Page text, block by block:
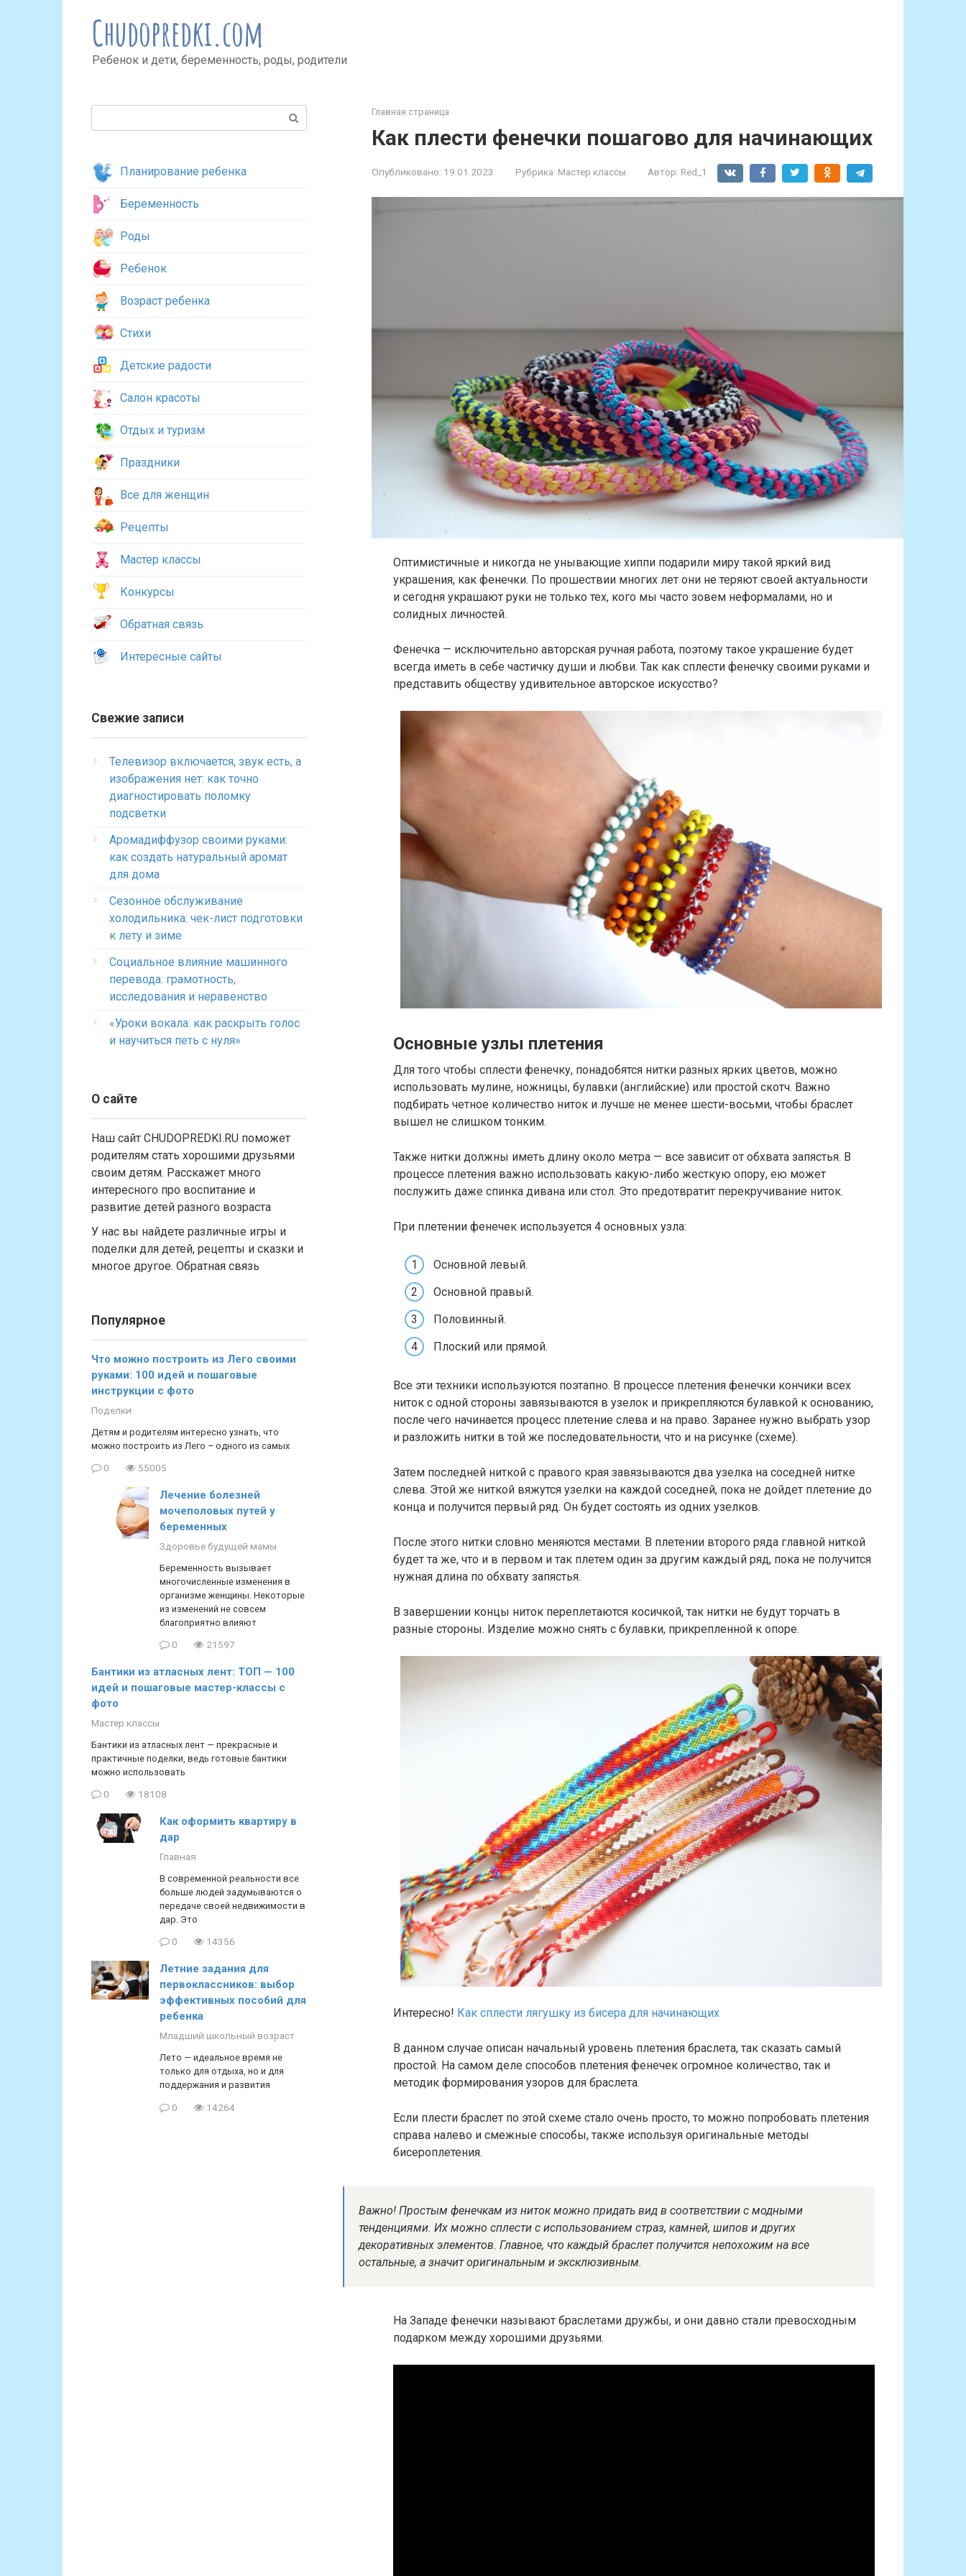
Chudopredki.com
Ребенок и дети, беременность, роды, родители
Главная страница
Как плести фенечки пошагово для начинающих
Опубликовано: 19.01.2023 Рубрика: Мастер классы Автор: Red_1
Оптимистичные и никогда не унывающие хиппи подарили миру такой яркий вид
украшения, как фенечки. По прошествии многих лет они не теряют своей актуальности
и сегодня украшают руки не только тех, кого мы часто зовем неформалами, но и
солидных личностей.
Фенечка — исключительно авторская ручная работа, поэтому такое украшение будет
всегда иметь в себе частичку души и любви. Так как сплести фенечку своими руками и
представить обществу удивительное авторское искусство?
Основные узлы плетения
Для того чтобы сплести фенечку, понадобятся нитки разных ярких цветов, можно
использовать мулине, ножницы, булавки (английские) или простой скотч. Важно
подбирать четное количество ниток и лучше не менее шести-восьми, чтобы браслет
вышел не слишком тонким.
Также нитки должны иметь длину около метра — все зависит от обхвата запястья. В
процессе плетения важно использовать какую-либо жесткую опору, ею может
послужить даже спинка дивана или стол. Это предотвратит перекручивание ниток.
При плетении фенечек используется 4 основных узла:
Основной левый.
Основной правый.
Половинный.
Плоский или прямой.
Все эти техники используются поэтапно. В процессе плетения фенечки кончики всех
ниток с одной стороны завязываются в узелок и прикрепляются булавкой к основанию,
после чего начинается процесс плетение слева и на право. Заранее нужно выбрать узор
и разложить нитки в той же последовательности, что и на рисунке (схеме).
Затем последней ниткой с правого края завязываются два узелка на соседней нитке
слева. Этой же ниткой вяжутся узелки на каждой соседней, пока не дойдет плетение до
конца и получится первый ряд. Он будет состоять из одних узелков.
После этого нитки словно меняются местами. В плетении второго ряда главной ниткой
будет та же, что и в первом и так плетем один за другим каждый ряд, пока не получится
нужная длина по обхвату запястья.
В завершении концы ниток переплетаются косичкой, так нитки не будут торчать в
разные стороны. Изделие можно снять с булавки, прикрепленной к опоре.
Интересно! Как сплести лягушку из бисера для начинающих
В данном случае описан начальный уровень плетения браслета, так сказать самый
простой. На самом деле способов плетения фенечек огромное количество, так и
методик формирования узоров для браслета.
Если плести браслет по этой схеме стало очень просто, то можно попробовать плетения
справа налево и смежные способы, также используя оригинальные методы
бисероплетения.
Важно! Простым фенечкам из ниток можно придать вид в соответствии с модными
тенденциями. Их можно сплести с использованием страз, камней, шипов и других
декоративных элементов. Главное, что каждый браслет получится непохожим на все
остальные, а значит оригинальным и эксклюзивным.
На Западе фенечки называют браслетами дружбы, и они давно стали превосходным
подарком между хорошими друзьями.
Планирование ребенка
Беременность
Роды
Ребенок
Возраст ребенка
Стихи
Детские радости
Салон красоты
Отдых и туризм
Праздники
Все для женщин
Рецепты
Мастер классы
Конкурсы
Обратная связь
Интересные сайты
Свежие записи
Телевизор включается, звук есть, а
изображения нет: как точно
диагностировать поломку
подсветки
Аромадиффузор своими руками:
как создать натуральный аромат
для дома
Сезонное обслуживание
холодильника: чек-лист подготовки
к лету и зиме
Социальное влияние машинного
перевода: грамотность,
исследования и неравенство
«Уроки вокала: как раскрыть голос
и научиться петь с нуля»
О сайте
Наш сайт CHUDOPREDKI.RU поможет
родителям стать хорошими друзьями
своим детям. Расскажет много
интересного про воспитание и
развитие детей разного возраста
У нас вы найдете различные игры и
поделки для детей, рецепты и сказки и
многое другое. Обратная связь
Популярное
Что можно построить из Лего своими
руками: 100 идей и пошаговые
инструкции с фото
Поделки
Детям и родителям интересно узнать, что
можно построить из Лего – одного из самых
0 55005
Лечение болезней
мочеполовых путей у
беременных
Здоровье будущей мамы
Беременность вызывает
многочисленные изменения в
организме женщины. Некоторые
из изменений не совсем
благоприятно влияют
0 21597
Бантики из атласных лент: ТОП — 100
идей и пошаговые мастер-классы с
фото
Мастер классы
Бантики из атласных лент — прекрасные и
практичные поделки, ведь готовые бантики
можно использовать
0 18108
Как оформить квартиру в
дар
Главная
В современной реальности все
больше людей задумываются о
передаче своей недвижимости в
дар. Это
0 14356
Летние задания для
первоклассников: выбор
эффективных пособий для
ребенка
Младший школьный возраст
Лето — идеальное время не
только для отдыха, но и для
поддержания и развития
0 14264